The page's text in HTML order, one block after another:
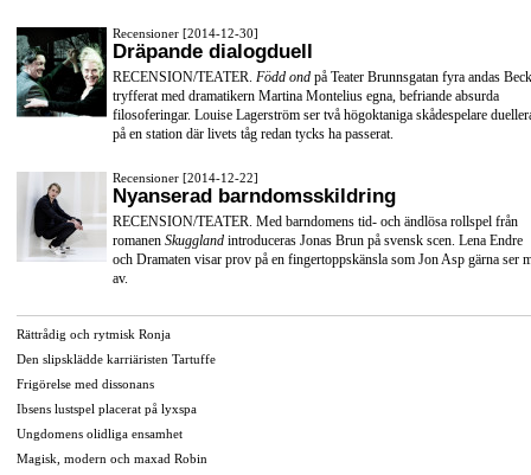
Recensioner [2014-12-30]
Dräpande dialogduell
RECENSION/TEATER. Född ond på Teater Brunnsgatan fyra andas
tryfferat med dramatikern Martina Montelius egna, befriande absurda
filosoferingar. Louise Lagerström ser två högoktaniga skådespelare
på en station där livets tåg redan tycks ha passerat.
Recensioner [2014-12-22]
Nyanserad barndomsskildring
RECENSION/TEATER. Med barndomens tid- och ändlösa rollspel från
romanen Skuggland introduceras Jonas Brun på svensk scen. Lena Endre
och Dramaten visar prov på en fingertoppskänsla som Jon Asp gärna ser
av.
Rättrådig och rytmisk Ronja
Den slipsklädde karriäristen Tartuffe
Frigörelse med dissonans
Ibsens lustspel placerat på lyxspa
Ungdomens olidliga ensamhet
Magisk, modern och maxad Robin